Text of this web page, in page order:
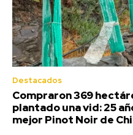
Destacados
Compraron 369
plantado una vid: 25
mejor Pinot Noir de